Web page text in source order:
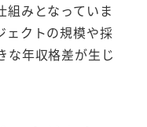
組みとなっていま
ェクトの規模や採
な年収格差が生じ